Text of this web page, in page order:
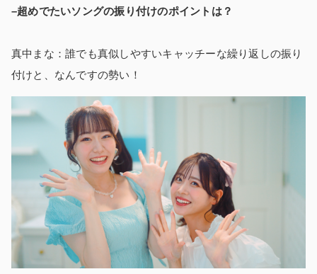
–超めでたいソングの振り付けのポイントは？
真中まな：誰でも真似しやすいキャッチーな繰り返しの振り
付けと、なんですの勢い！